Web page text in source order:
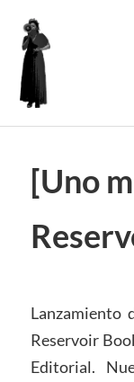
[Uno
Lanzamiento
Reservoir
Editorial.